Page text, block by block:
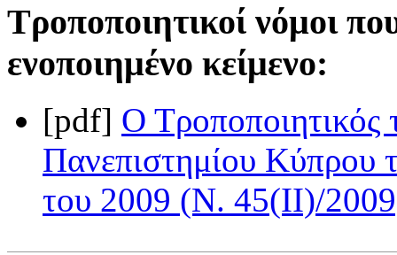
Τροποποιητικοί νόμοι
ενοποιημένο κείμενο:
[pdf] Ο Τροποποιητικός
Πανεπιστημίου
του 2009 (Ν. 45(II)/